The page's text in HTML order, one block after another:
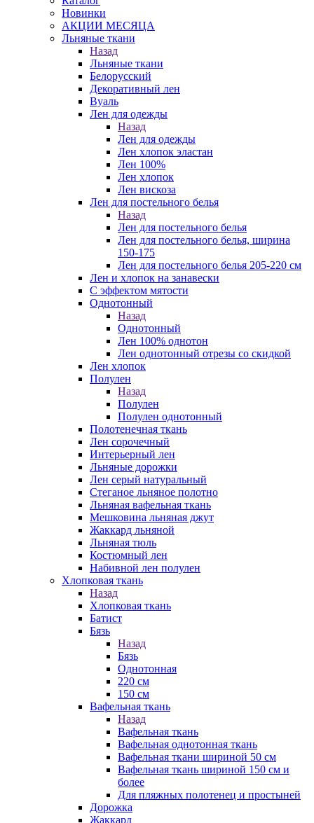
Новинки
АКЦИИ МЕСЯЦА
Льняные ткани
Назад
Льняные ткани
Белорусский
Декоративный лен
Вуаль
Лен для одежды
Назад
Лен для одежды
Лен хлопок эластан
Лен 100%
Лен хлопок
Лен вискоза
Лен для постельного белья
Назад
Лен для постельного белья
Лен для постельного белья, ширина
150-175
Лен для постельного белья 205-220 см
Лен и хлопок на занавески
С эффектом мятости
Однотонный
Назад
Однотонный
Лен 100% однотон
Лен однотонный отрезы со скидкой
Лен хлопок
Полулен
Назад
Полулен
Полулен однотонный
Полотенечная ткань
Лен сорочечный
Интерьерный лен
Льняные дорожки
Лен серый натуральный
Стеганое льняное полотно
Льняная вафельная ткань
Мешковина льняная джут
Жаккард льняной
Льняная тюль
Костюмный лен
Набивной лен полулен
Хлопковая ткань
Назад
Хлопковая ткань
Батист
Бязь
Назад
Бязь
Однотонная
220 см
150 см
Вафельная ткань
Назад
Вафельная ткань
Вафельная однотонная ткань
Вафельная ткани шириной 50 см
Вафельная ткань шириной 150 см и
более
Для пляжных полотенец и простыней
Дорожка
Жаккард